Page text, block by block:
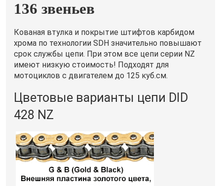
136 звеньев
Кованая втулка и покрытие штифтов карбидом
хрома по технологии SDH значительно повышают
срок службы цепи. При этом все цепи серии NZ
имеют низкую стоимость! Подходят для
мотоциклов с двигателем до 125 куб.см.
Цветовые варианты цепи DID
428 NZ